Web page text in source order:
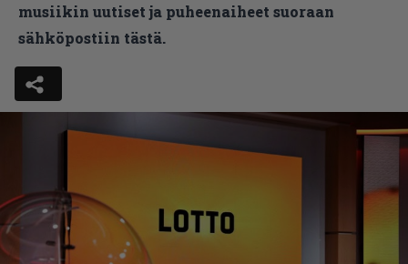
musiikin uutiset ja puheenaiheet suoraan
sähköpostiin tästä.